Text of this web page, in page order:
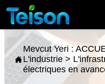

Mevcut Yeri :
L'industrie>
électriques en